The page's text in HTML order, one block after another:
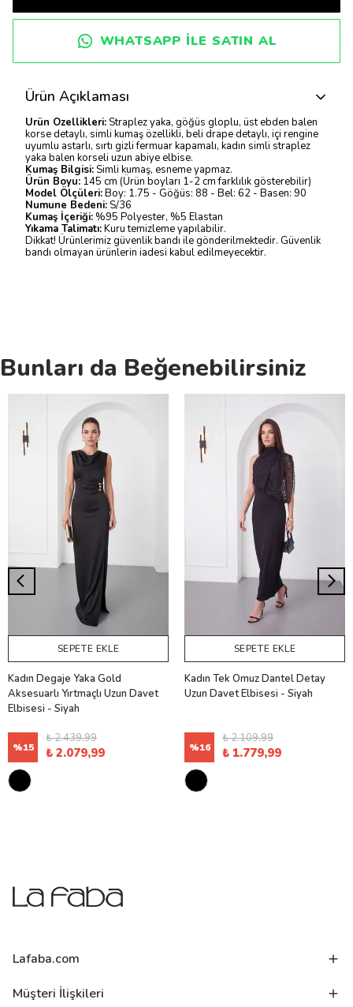
WHATSAPP ILE SATIN AL
Ürün Açıklaması
Ürün Özellikleri: Straplez yaka, göğüs gloplu, üst ebden balen
korse detaylı, simli kumaş özellikli, beli drape detaylı, içi rengine
uyumlu astarlı, sırtı gizli fermuar kapamalı, kadın simli straplez
yaka balen korseli uzun abiye elbise.
Kumaş Bilgisi: Simli kumaş, esneme yapmaz.
Ürün Boyu: 145 cm (Ürün boyları 1-2 cm farklılık gösterebilir)
Model Ölçüleri:Boy: 1.75 - Göğüs: 88 - Bel: 62 - Basen: 90
Numune Bedeni: S/36
Kumaş İçeriği: %95 Polyester, %5 Elastan
Yıkama Talimatı:Kuru temizleme yapılabilir.
Dikkat! Ürünlerimiz güvenlik bandı ile gönderilmektedir. Güvenlik
bandı olmayan ürünlerin iadesi kabul edilmeyecektir.
Bunları da Beğenebilirsiniz
SEPETE EKLE
Kadın Degaje Yaka Gold
Aksesuarlı Yırtmaçlı Uzun Davet
Elbisesi - Siyah
%15
₺ 2.439,99
₺ 2.079,99
SEPETE EKLE
Kadın Tek Omuz Dantel Detay
Uzun Davet Elbisesi - Siyah
%16
₺ 2.109,99
₺ 1.779,99
Lafaba.com
Müşteri İlişkileri